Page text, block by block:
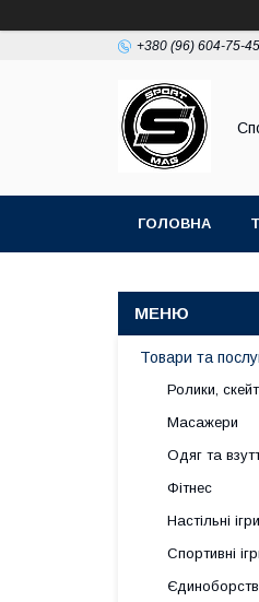
+380 (96) 604-75-45
ГОЛОВНА
Товари та
Ролики,
Масажери
Одяг та
Фітнес
Настільні ігри
Спортивні